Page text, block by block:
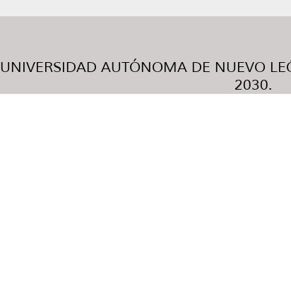
UNIVERSIDAD AUTÓNOMA DE NUEVO
2030.